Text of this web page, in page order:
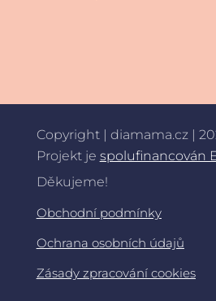
Copyright | diamama.cz |
Projekt je spolufinancován
Děkujeme!
Obchodní podmínky
Ochrana osobních údajů
Zásady zpracování cookies